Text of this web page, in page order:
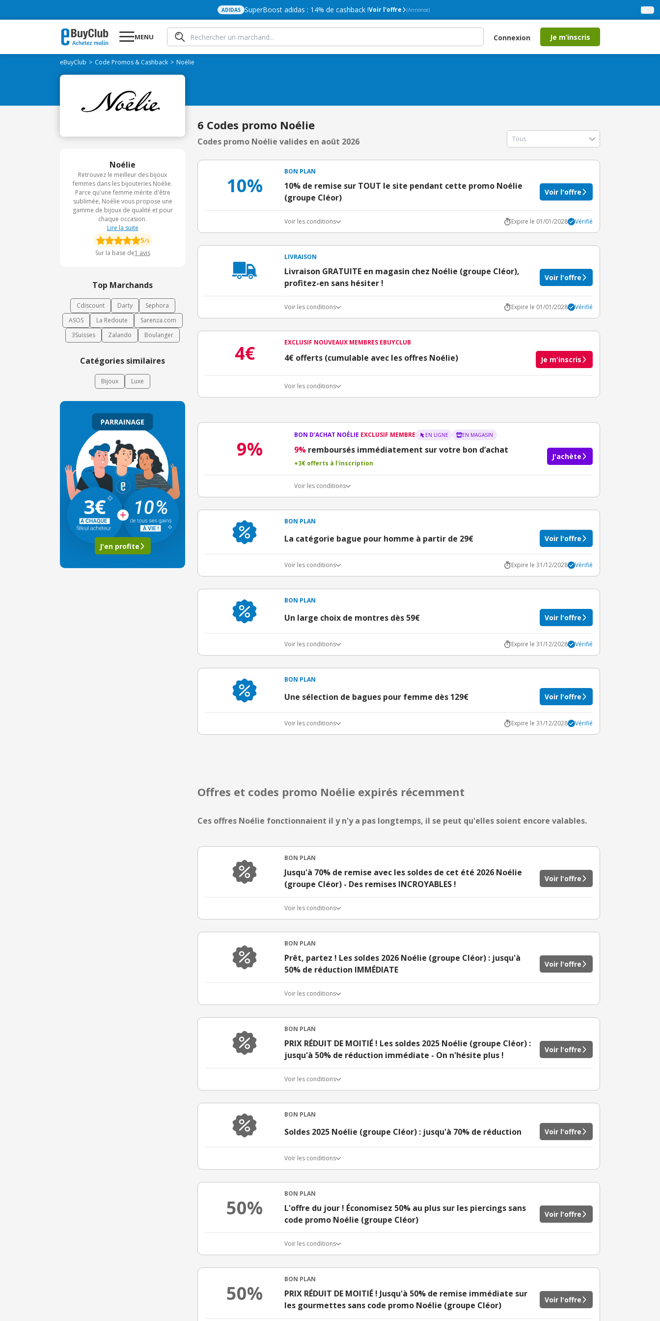
ADIDAS SuperBoost adidas : 14% de cashback !Voir l'offre (Annonce)
MENU Connexion Je m’inscris
eBuyClub Code Promos & Cashback Noélie
Noélie
Retrouvez le meilleur des bijoux
femmes dans les bijouteries Noélie.
Parce qu'une femme mérite d'être
sublimée, Noélie vous propose une
gamme de bijoux de qualité et pour
chaque occasion.
Lire la suite
5/5
Sur la base de1 avis
Top Marchands
Cdiscount Darty
Sephora
ASOS
La Redoute
Sarenza.com
3Suisses
Zalando Boulanger
Catégories similaires
Bijoux Luxe
3€
J'en profite
6 Codes promo Noélie
Codes promo Noélie valides en août 2026
10%
BON PLAN
10% de remise sur TOUT le site pendant cette promo Noélie
(groupe Cléor)
Voir l'offre
Voir les conditions Expire le 01/01/2028 Vérifié
LIVRAISON
Livraison GRATUITE en magasin chez Noélie (groupe Cléor),
profitez-en sans hésiter !
Voir l'offre
Voir les conditions Expire le 01/01/2028 Vérifié
4€ EXCLUSIF NOUVEAUX MEMBRES EBUYCLUB
4€ offerts (cumulable avec les offres Noélie) Je m'inscris
Voir les conditions
Offre réservée à une toute première inscription chez eBuyClub.
9%
BON D’ACHAT NOÉLIE EXCLUSIF MEMBRE EN LIGNE EN MAGASIN
9% remboursés immédiatement sur votre bon d’achat
+3€ offerts à l'inscription
J'achète
Voir les conditions
BON PLAN
La catégorie bague pour homme à partir de 29€ Voir l'offre
Voir les conditions Expire le 31/12/2028 Vérifié
BON PLAN
Un large choix de montres dès 59€ Voir l'offre
Voir les conditions Expire le 31/12/2028 Vérifié
BON PLAN
Une sélection de bagues pour femme dès 129€ Voir l'offre
Voir les conditions Expire le 31/12/2028 Vérifié
Offres et codes promo Noélie expirés récemment
Ces offres Noélie fonctionnaient il y n'y a pas longtemps, il se peut qu'elles soient encore valables.
BON PLAN
Jusqu'à 70% de remise avec les soldes de cet été 2026 Noélie
(groupe Cléor) - Des remises INCROYABLES !
Voir l'offre
Voir les conditions
BON PLAN
Prêt, partez ! Les soldes 2026 Noélie (groupe Cléor) : jusqu'à
50% de réduction IMMÉDIATE
Voir l'offre
Voir les conditions
BON PLAN
PRIX RÉDUIT DE MOITIÉ ! Les soldes 2025 Noélie (groupe Cléor) :
jusqu'à 50% de réduction immédiate - On n'hésite plus !
Voir l'offre
Voir les conditions
BON PLAN
Soldes 2025 Noélie (groupe Cléor) : jusqu'à 70% de réduction Voir l'offre
Voir les conditions
50%
BON PLAN
L'offre du jour ! Économisez 50% au plus sur les piercings sans
code promo Noélie (groupe Cléor)
Voir l'offre
Voir les conditions
50%
BON PLAN
PRIX RÉDUIT DE MOITIÉ ! Jusqu'à 50% de remise immédiate sur
les gourmettes sans code promo Noélie (groupe Cléor)
Voir l'offre